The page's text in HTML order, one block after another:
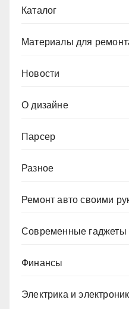
Каталог
Материалы для
Новости
О дизайне
Парсер
Разное
Ремонт авто своими
Современные гаджеты
Финансы
Электрика и